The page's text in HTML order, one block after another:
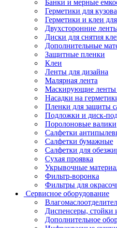
Банки и мерные
Герметики для кузова
Герметики и клеи
Двухсторонние
Диски для снятия
Дополнительные
Защитные пленки
Клеи
Ленты для дизайна
Малярная лента
Маскирующие ленты
Насадки на
Пленки для защиты
Подложки и диск-
Поролоновые валики
Салфетки
Салфетки бумажные
Салфетки для
Сухая проявка
Укрывочные
Фильтр-воронка
Фильтры для
Сервисное оборудование
Диспенсеры, стойки
Дополнительное